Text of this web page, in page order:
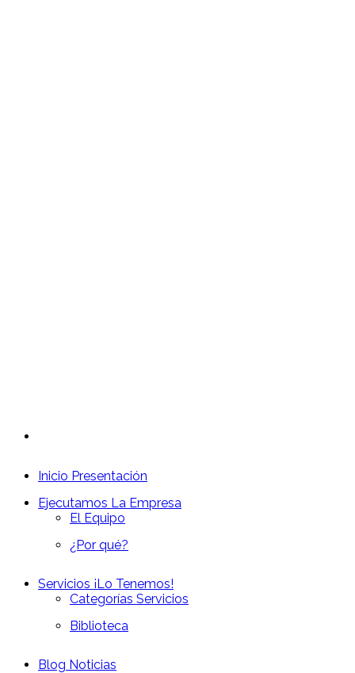
Inicio Presentación
Ejecutamos La Empresa
El Equipo
¿Por qué?
Servicios ¡Lo Tenemos!
Categorías Servicios
Biblioteca
Blog Noticias